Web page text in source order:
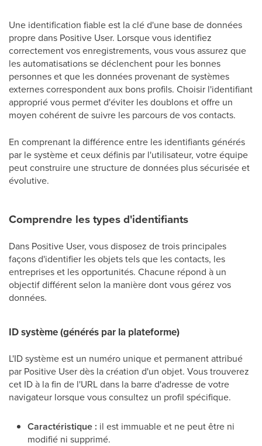
Une identification fiable est la clé d'une base de données
propre dans Positive User. Lorsque vous identifiez
correctement vos enregistrements, vous vous assurez que
les automatisations se déclenchent pour les bonnes
personnes et que les données provenant de systèmes
externes correspondent aux bons profils. Choisir l'identifiant
approprié vous permet d'éviter les doublons et offre un
moyen cohérent de suivre les parcours de vos contacts.
En comprenant la différence entre les identifiants générés
par le système et ceux définis par l'utilisateur, votre équipe
peut construire une structure de données plus sécurisée et
évolutive.
Comprendre les types d'identifiants
Dans Positive User, vous disposez de trois principales
façons d'identifier les objets tels que les contacts, les
entreprises et les opportunités. Chacune répond à un
objectif différent selon la manière dont vous gérez vos
données.
ID système (générés par la plateforme)
L'ID système est un numéro unique et permanent attribué
par Positive User dès la création d'un objet. Vous trouverez
cet ID à la fin de l'URL dans la barre d'adresse de votre
navigateur lorsque vous consultez un profil spécifique.
Caractéristique : il est immuable et ne peut être ni
modifié ni supprimé.